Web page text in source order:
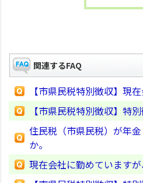
関連するFAQ
【市県民税特別徴収】現
【市県民税特別徴収】特
住民税（市県民税）が年
か。
現在会社に勤めています